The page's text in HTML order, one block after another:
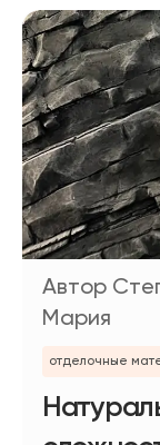
Автор
Мария
отделочные